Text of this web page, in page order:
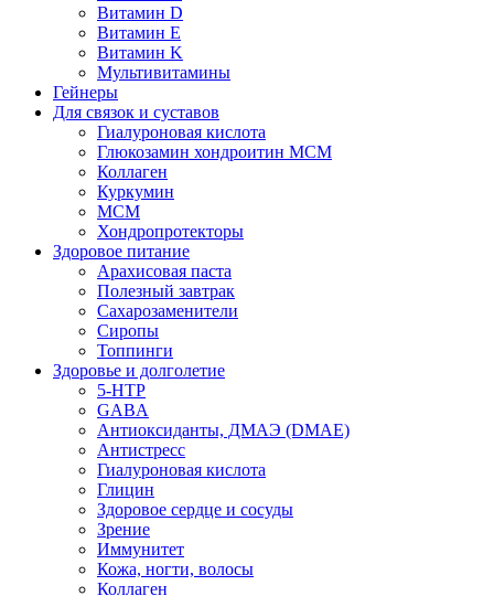
Витамин D
Витамин E
Витамин K
Мультивитамины
Гейнеры
Для связок и суставов
Гиалуроновая кислота
Глюкозамин хондроитин МСМ
Коллаген
Куркумин
МСМ
Хондропротекторы
Здоровое питание
Арахисовая паста
Полезный завтрак
Сахарозаменители
Сиропы
Топпинги
Здоровье и долголетие
5-HTP
GABA
Антиоксиданты, ДМАЭ (DMAE)
Антистресс
Гиалуроновая кислота
Глицин
Здоровое сердце и сосуды
Зрение
Иммунитет
Кожа, ногти, волосы
Коллаген